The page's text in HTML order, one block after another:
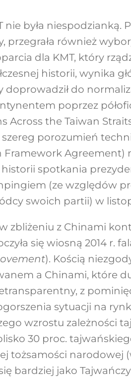
była niespodzianką.
przegrała również
dla KMT, który
historii, wynika
do
poprzez
Across the Taiwan
porozumień
Framework Agreement)
historii spotkania
(ze względów
swoich partii) w
zbliżeniu z Chinami
się wiosną 2014 r.
). Kością
a Chinami, które
z
sytuacji na
wzrostu zależności
30 proc.
tożsamości narodowej
bardziej jako